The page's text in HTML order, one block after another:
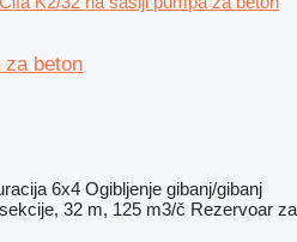
za beton
6x4 Ogibljenje gibanj/gibanj
32 m, 125 m3/č Rezervoar za